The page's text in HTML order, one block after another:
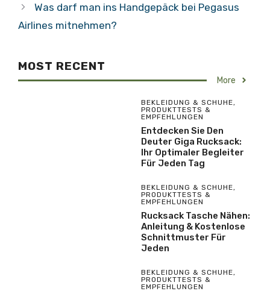
Was darf man ins Handgepäck bei Pegasus
Airlines mitnehmen?
MOST RECENT
More
BEKLEIDUNG & SCHUHE,
PRODUKTTESTS &
EMPFEHLUNGEN
Entdecken Sie Den
Deuter Giga Rucksack:
Ihr Optimaler Begleiter
Für Jeden Tag
BEKLEIDUNG & SCHUHE,
PRODUKTTESTS &
EMPFEHLUNGEN
Rucksack Tasche Nähen:
Anleitung & Kostenlose
Schnittmuster Für
Jeden
BEKLEIDUNG & SCHUHE,
PRODUKTTESTS &
EMPFEHLUNGEN